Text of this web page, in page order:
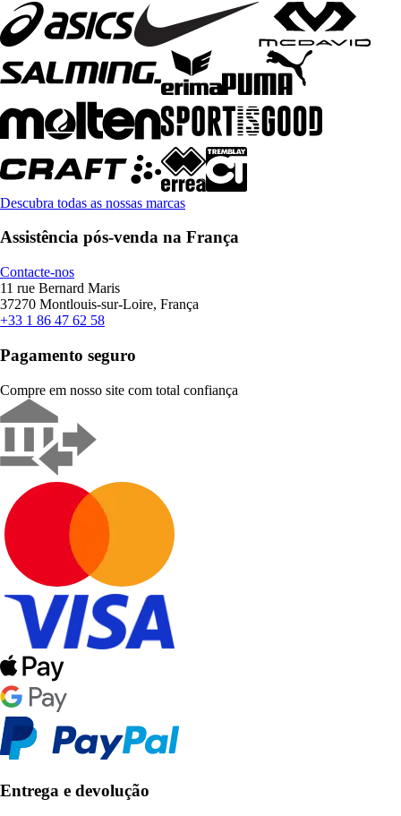
Descubra todas as nossas marcas
Assistência pós-venda na França
Contacte-nos
11 rue Bernard Maris
37270 Montlouis-sur-Loire, França
+33 1 86 47 62 58
Pagamento seguro
Compre em nosso site com total confiança
Entrega e devolução